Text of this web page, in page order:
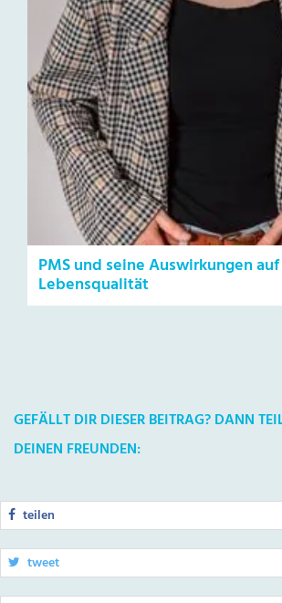
PMS und seine Auswirkungen
Lebensqualität
GEFÄLLT DIR DIESER BEITRAG? DANN
DEINEN FREUNDEN:
teilen
tweet